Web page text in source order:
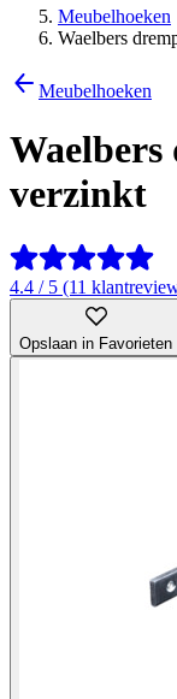
Meubelhoeken
Waelbers
Meubelhoeken
Waelbers
verzinkt
4.4 / 5 (11
Opslaan in Favorieten